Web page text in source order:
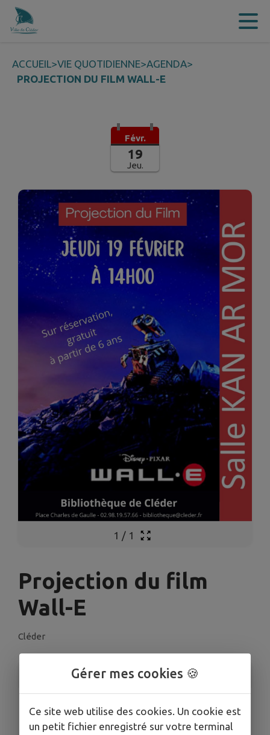
Contenu
ACCUEIL>VIE QUOTIDIENNE>AGENDA>
PROJECTION DU FILM WALL-E
Févr.
19
Jeu.
1 / 1
Projection du film
Wall-E
Cléder
INFORMATIONS PRATIQUES
Salle Kan Ar Mor 1B Place Charles de Gaulle 29233
Cléder
Gérer mes cookies 🍪
Ce site web utilise des cookies. Un cookie est
un petit fichier enregistré sur votre terminal